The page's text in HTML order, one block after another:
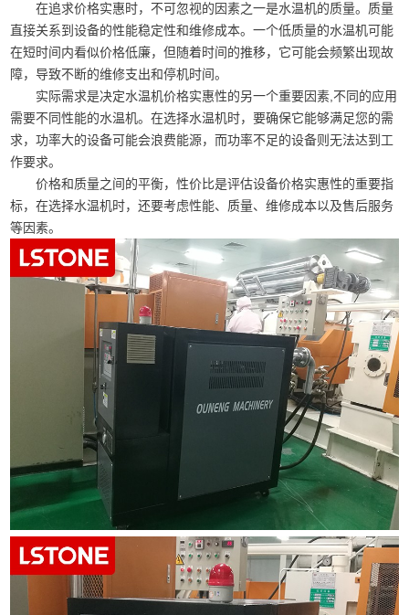
在追求价格实惠时，不可忽视的因素之一是水温机的质量。质量
直接关系到设备的性能稳定性和维修成本。一个低质量的水温机可能
在短时间内看似价格低廉，但随着时间的推移，它可能会频繁出现故
障，导致不断的维修支出和停机时间。
实际需求是决定水温机价格实惠性的另一个重要因素,不同的应用
需要不同性能的水温机。在选择水温机时，要确保它能够满足您的需
求，功率大的设备可能会浪费能源，而功率不足的设备则无法达到工
作要求。
价格和质量之间的平衡，性价比是评估设备价格实惠性的重要指
标，在选择水温机时，还要考虑性能、质量、维修成本以及售后服务
等因素。